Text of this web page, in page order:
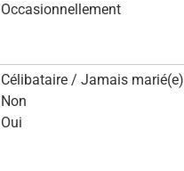
Occasionnellement
Célibataire / Jamais marié(e)
Non
Oui